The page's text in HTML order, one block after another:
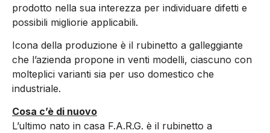
prodotto nella sua interezza per individuare difetti e
possibili migliorie applicabili.
Icona della produzione è il rubinetto a galleggiante
che l’azienda propone in venti modelli, ciascuno con
molteplici varianti sia per uso domestico che
industriale.
Cosa c’è di nuovo
L’ultimo nato in casa F.A.R.G. è il rubinetto a